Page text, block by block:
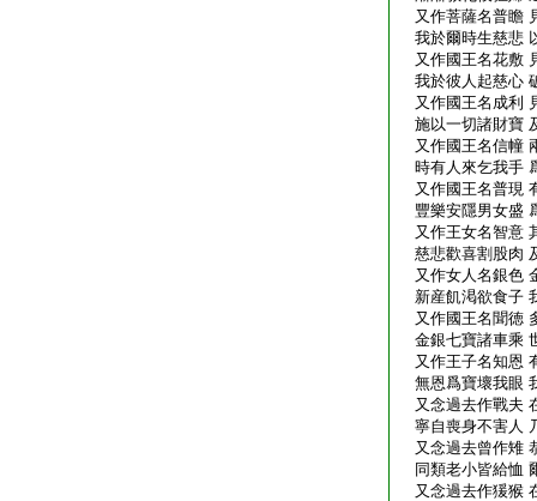
又作菩薩名普瞻
我於爾時生慈悲
又作國王名花敷
我於彼人起慈心
又作國王名成利
施以一切諸財寶
又作國王名信幢
時有人來乞我手
又作國王名普現
豐樂安隱男女盛
又作王女名智意
慈悲歡喜割股肉
又作女人名銀色
新産飢渇欲食子
又作國王名聞徳
金銀七寶諸車乘
又作王子名知恩
無恩爲寶壞我眼
又念過去作戰夫
寧自喪身不害人
又念過去曾作雉
同類老小皆給恤
又念過去作猨猴